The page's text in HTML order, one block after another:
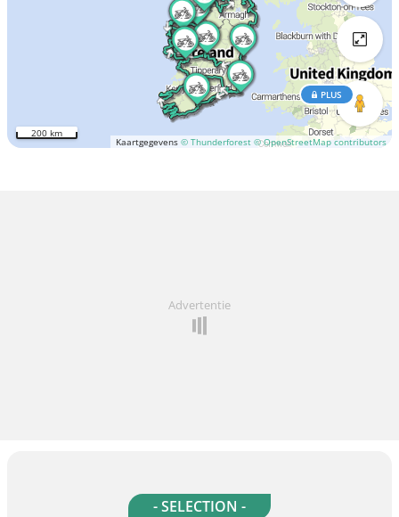
Kaartgegevens © Thunderforest © OpenStreetMap contributors
PLUS
200 km
Advertentie
- SELECTION -